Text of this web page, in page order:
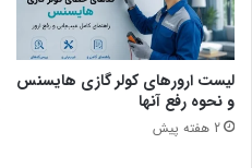
ر
ا
د
ر
آ
م
۱
۴
۰
۰
ر
ا
لیست ارورهای کولر گازی هایسنس
و نحوه رفع آنها
2 هفته پیش